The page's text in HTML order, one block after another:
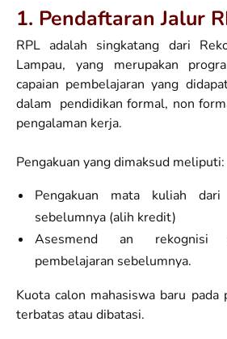
1. Pendaftaran Jalur
RPL adalah singkatang dari
Lampau, yang merupakan
capaian pembelajaran yang
dalam pendidikan formal, non
pengalaman kerja.
Pengakuan yang dimaksud meliputi:
Pengakuan mata kuliah
sebelumnya (alih kredit)
Asesmend an rekognisi
pembelajaran sebelumnya.
Kuota calon mahasiswa baru pada
terbatas atau dibatasi.